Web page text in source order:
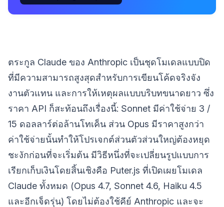
ตระกูล Claude ของ Anthropic เป็นชุดโมเดลแบบปิด
ที่มีความสามารถสูงสุดสำหรับการเขียนโค้ดจริงจัง
งานตัวแทน และการให้เหตุผลแบบบริบทขนาดยาว ซึ่ง
ราคา API ก็สะท้อนถึงเรื่องนี้: Sonnet มีค่าใช้จ่าย 3 /
15 ดอลลาร์ต่อล้านโทเค็น ส่วน Opus มีราคาสูงกว่า
ค่าใช้จ่ายนั้นทำให้โปรเจกต์ส่วนตัวส่วนใหญ่ต้องหยุด
ชะงักก่อนที่จะเริ่มต้น มีวิธีหนึ่งที่จะเปลี่ยนรูปแบบการ
เรียกเก็บเงินโดยสิ้นเชิงคือ Puter.js ที่เปิดเผยโมเดล
Claude ทั้งหมด (Opus 4.7, Sonnet 4.6, Haiku 4.5
และอีกเจ็ดรุ่น) โดยไม่ต้องใช้คีย์ Anthropic และจะ